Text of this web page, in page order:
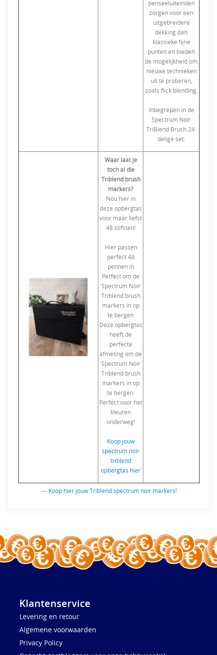
penseeluiteinden
zorgen voor een
uitgebreidere
dekking dan
klassieke fijne
punten en bieden
de mogelijkheid om
nieuwe technieken
uit te proberen,
zoals flick blending.
Inbegrepen in de
Spectrum Noir
TriBlend Brush 24-
delige set:
Waar laat je
toch al die
Triblend brush
markers?
Nou hier in
deze opbergtas
voor maar liefst
48 stifsten!
Hier passen
perfect 48
pennen in
Perfect om de
Spectrum Noir
Triblend brush
markers in op
te bergen
Deze opbergtas
heeft de
perfecte
afmeting om de
Spectrum Noir
Triblend brush
markers in op
te bergen.
Perfect voor het
kleuren
onderweg!
Koop jouw
spectrum noir
triblend
opbergtas hier
--- Koop hier jouw Triblend spectrum noir markers!
Klantenservice
Levering en retour
Algemene voorwaarden
Privacy Policy